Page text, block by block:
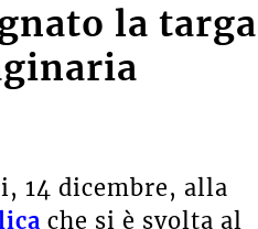
la targa
14 dicembre, alla
che si è svolta al